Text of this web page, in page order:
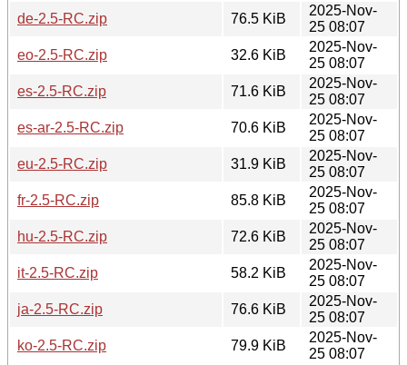
de-2.5-RC.zip
76.5 KiB
2025-Nov-
25 08:07
eo-2.5-RC.zip
32.6 KiB
2025-Nov-
25 08:07
es-2.5-RC.zip
71.6 KiB
2025-Nov-
25 08:07
es-ar-2.5-RC.zip
70.6 KiB
2025-Nov-
25 08:07
eu-2.5-RC.zip
31.9 KiB
2025-Nov-
25 08:07
fr-2.5-RC.zip
85.8 KiB
2025-Nov-
25 08:07
hu-2.5-RC.zip
72.6 KiB
2025-Nov-
25 08:07
it-2.5-RC.zip
58.2 KiB
2025-Nov-
25 08:07
ja-2.5-RC.zip
76.6 KiB
2025-Nov-
25 08:07
ko-2.5-RC.zip
79.9 KiB
2025-Nov-
25 08:07